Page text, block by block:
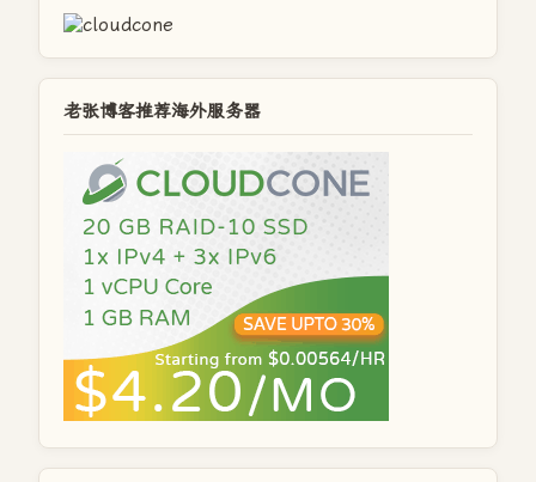
老张博客推荐海外服务器